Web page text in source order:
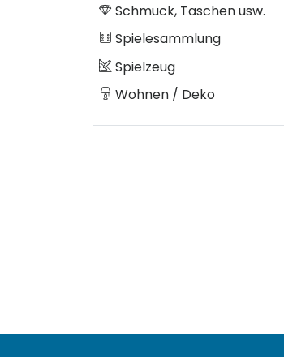
Schmuck, Taschen usw.
Spielesammlung
Spielzeug
Wohnen / Deko